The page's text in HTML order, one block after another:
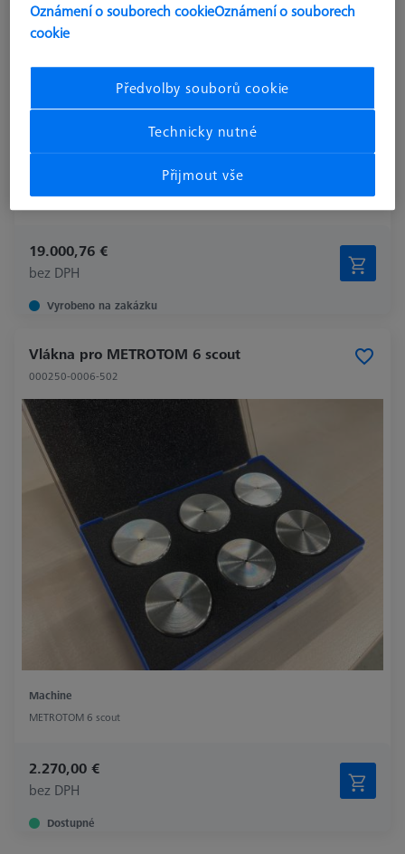
METROTOM 1500
19.000,76 €
bez DPH
Vyrobeno na zakázku
Vlákna pro METROTOM 6 scout
000250-0006-502
Machine
METROTOM 6 scout
2.270,00 €
bez DPH
Dostupné
Oznámení o souborech cookieOznámení o souborech
cookie
Předvolby souborů cookie
Technicky nutné
Přijmout vše